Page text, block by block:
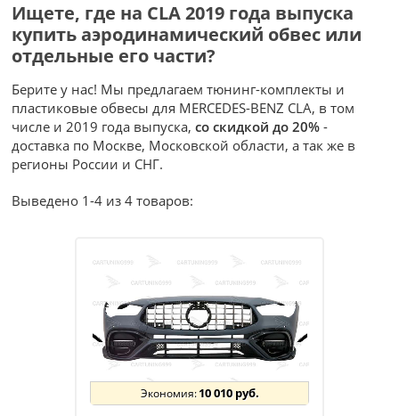
Ищете, где на CLA 2019 года выпуска
купить аэродинамический обвес или
отдельные его части?
Берите у нас! Мы предлагаем тюнинг-комплекты и
пластиковые обвесы для MERCEDES-BENZ CLA, в том
числе и 2019 года выпуска,со скидкой до 20% -
доставка по Москве, Московской области, а так же в
регионы России и СНГ.
Выведено 1-4 из 4 товаров:
10 010 руб.